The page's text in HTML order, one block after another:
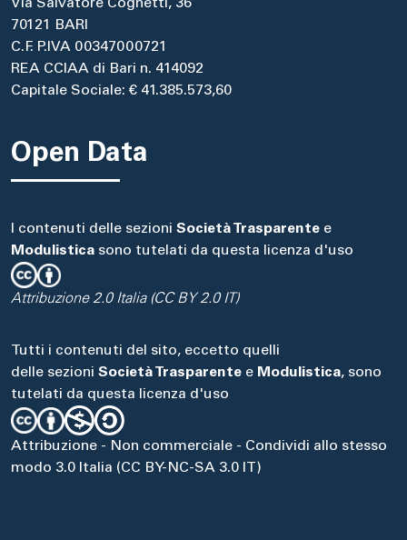
Via Salvatore Cognetti, 36
70121 BARI
C.F. P.IVA 00347000721
REA CCIAA di Bari n. 414092
Capitale Sociale: € 41.385.573,60
Open Data
I contenuti delle sezioni Società Trasparente e
Modulistica sono tutelati da questa licenza d'uso
Attribuzione 2.0 Italia (CC BY 2.0 IT)
Tutti i contenuti del sito, eccetto quelli
delle sezioni Società Trasparente e Modulistica, sono
tutelati da questa licenza d'uso
Attribuzione - Non commerciale - Condividi allo stesso
modo 3.0 Italia (CC BY-NC-SA 3.0 IT)